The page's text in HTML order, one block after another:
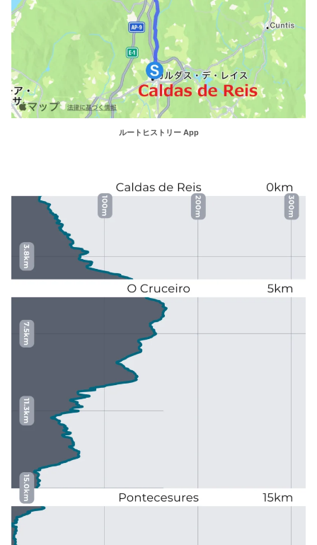
ルートヒストリー App